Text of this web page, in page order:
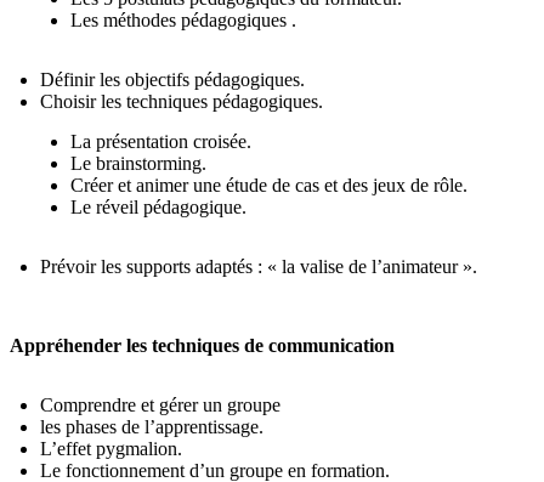
Les méthodes pédagogiques .
Définir les objectifs pédagogiques.
Choisir les techniques pédagogiques.
La présentation croisée.
Le brainstorming.
Créer et animer une étude de cas et des jeux de rôle.
Le réveil pédagogique.
Prévoir les supports adaptés : « la valise de l’animateur ».
Appréhender les techniques de communication
Comprendre et gérer un groupe
les phases de l’apprentissage.
L’effet pygmalion.
Le fonctionnement d’un groupe en formation.